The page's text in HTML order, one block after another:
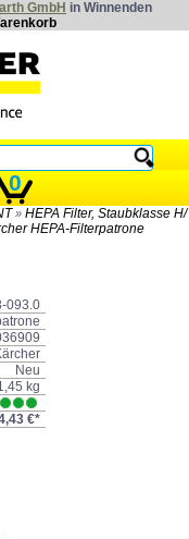
GmbH in Winnenden
0
» HEPA Filter, Staubklasse H/
HEPA-Filterpatrone
093.0
Neu
kg
€*